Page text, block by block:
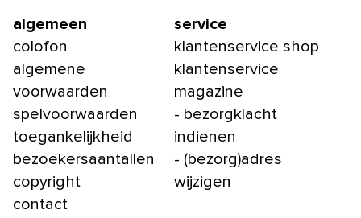
algemeen
colofon
algemene
voorwaarden
spelvoorwaarden
toegankelijkheid
bezoekersaantallen
copyright
contact
service
klantenservice shop
klantenservice
magazine
- bezorgklacht
indienen
- (bezorg)adres
wijzigen